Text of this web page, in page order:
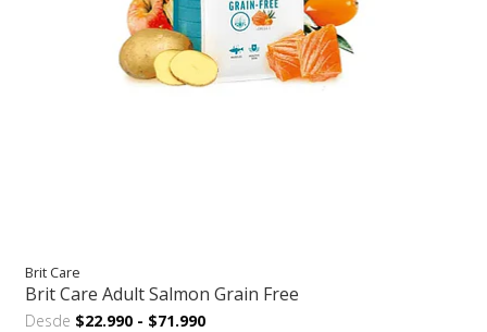
Brit Care
Brit Care Adult Salmon Grain Free
Desde $22.990 - $71.990